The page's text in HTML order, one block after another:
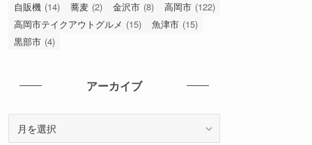
自販機 (14) 蕎麦 (2) 金沢市 (8) 高岡市 (122)
高岡市テイクアウトグルメ (15) 魚津市 (15)
黒部市 (4)
アーカイブ